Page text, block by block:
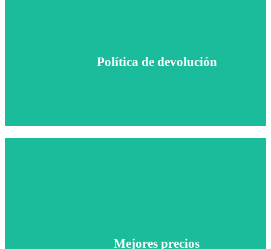
Política de devolución
Mejores precios